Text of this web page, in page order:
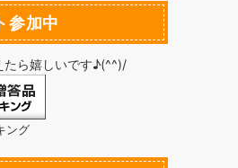
参加中
たら嬉しいです♪(^^)/
ング